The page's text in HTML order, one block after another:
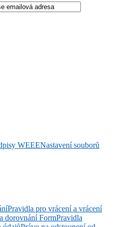
WEEENastavení souborů
Pravidla pro vrácení a vrácení
dorovnání FormPravidla